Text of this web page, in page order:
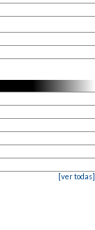
[ver todas]